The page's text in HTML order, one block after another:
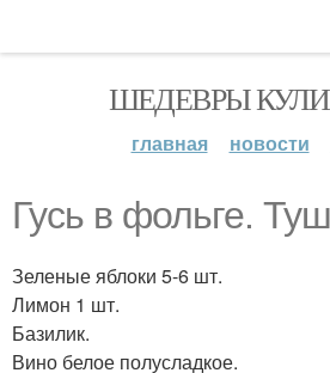
ШЕДЕВРЫ
главная новости
Гусь в фольге.
Зеленые яблоки 5-6 шт.
Лимон 1 шт.
Базилик.
Вино белое полусладкое.